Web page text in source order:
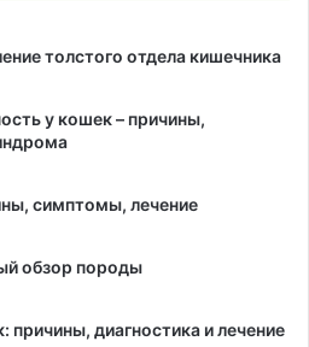
толстого отдела кишечника
у кошек – причины,
симптомы, лечение
обзор породы
причины, диагностика и лечение